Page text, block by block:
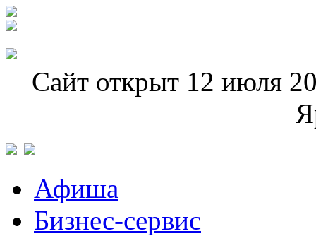
Сайт открыт 12 июля
Афиша
Бизнес-сервис